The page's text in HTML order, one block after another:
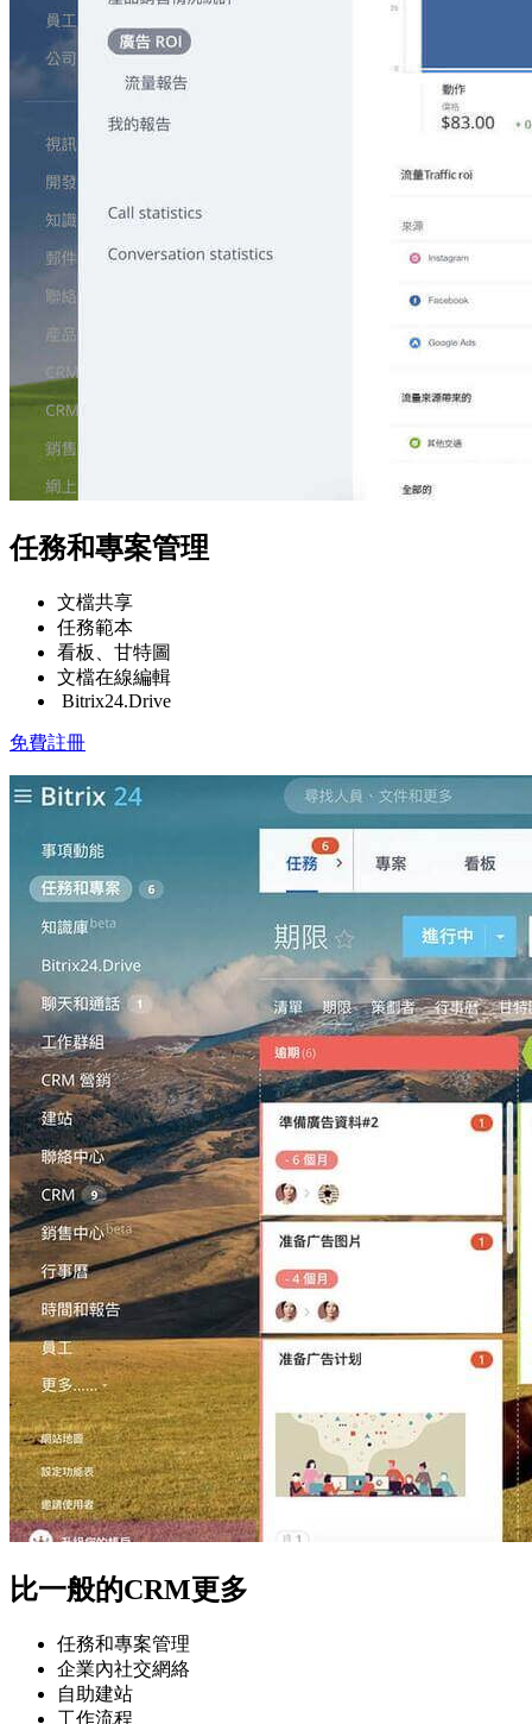
任務和專案管理
文檔共享
任務範本
看板、甘特圖
文檔在線編輯
Bitrix24.Drive
免費註冊
比一般的CRM更多
任務和專案管理
企業內社交網絡
自助建站
工作流程